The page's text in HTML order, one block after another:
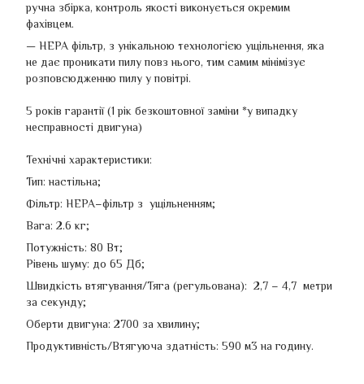
ручна збірка, контроль якості виконується окремим
фахівцем.
— HEPA фільтр, з унікальною технологією ущільнення, яка
не дає проникати пилу повз нього, тим самим мінімізує
розповсюдженню пилу у повітрі.
5 років гарантії (1 рік безкоштовної заміни *у випадку
несправності двигуна)
Технічні характеристики:
Тип: настільна;
Фільтр: HEPA–фільтр з ущільненням;
Вага: 2.6 кг;
Потужність: 80 Вт;
Рівень шуму: до 65 Дб;
Швидкість втягування/Тяга (регульована): 2,7 – 4,7 метри
за секунду;
Оберти двигуна: 2700 за хвилину;
Продуктивність/Втягуюча здатність: 590 м3 на годину.